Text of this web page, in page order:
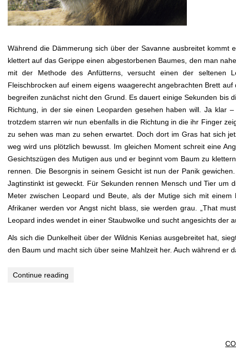
Während die Dämmerung sich über der Savanne ausbreitet
klettert auf das Gerippe einen abgestorbenen Baumes, den man
mit der Methode des Anfütterns, versucht einen der seltenen
Fleischbrocken auf einem eigens waagerecht angebrachten Brett
begreifen zunächst nicht den Grund. Es dauert einige Sekunden bis
Richtung, in der sie einen Leoparden gesehen haben will. Ja klar
trotzdem starren wir nun ebenfalls in die Richtung in die ihr Finger
zu sehen was man zu sehen erwartet. Doch dort im Gras hat sich
weg wird uns plötzlich bewusst. Im gleichen Moment schreit eine
Gesichtszügen des Mutigen aus und er beginnt vom Baum zu
rennen. Die Besorgnis in seinem Gesicht ist nun der Panik
Jagtinstinkt ist geweckt. Für Sekunden rennen Mensch und Tier
Meter zwischen Leopard und Beute, als der Mutige sich mit
Afrikaner werden vor Angst nicht blass, sie werden grau. „That
Leopard indes wendet in einer Staubwolke und sucht angesichts der
Als sich die Dunkelheit über der Wildnis Kenias ausgebreitet hat,
den Baum und macht sich über seine Mahlzeit her. Auch während er
Continue reading